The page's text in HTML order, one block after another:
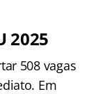
2025
508 vagas
Em